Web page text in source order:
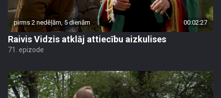
pirms 2 nedēļām, 5 dienām 00:02:27
Raivis Vidzis atklāj attiecību aizkulises
71. epizode